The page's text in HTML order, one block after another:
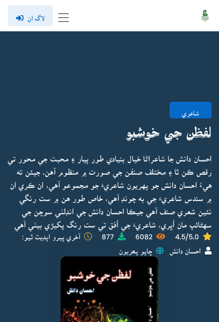
لاگ ان
شاعري
لفظن جي خوشبو
احسان دانش جا شاعراڻا خيال بنيادي طور پيار ۽ محبت جي محور تي
رقص ڪن ٿا ۽ مختلف صنفن جي صورت ۾ منظوم آهن. جيئن ته
هيءُ احسان دانش جو پهريون شاعريءَ جو مجموعو آهي، ان ڪري ان
۾ سندس شاعريءَ جي به چونڊ آهي، خاص طور هن ۾ ست رنگي
نئين شعري صنف آهي جيڪا احسان دانش جي انڊلٺي سوچن جي
سهڻائپ مان اُڀري، شاعريءَ جي اُفق تي ست رنگ پکيڙي بيٺي آهي
4.5/5.0
6082
877 آخري ڀيرو اپڊيٽ ٿيو:
احسان دانش ڇاپو پھريون